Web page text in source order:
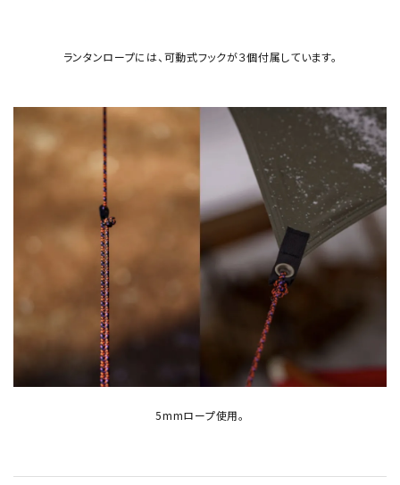
ランタンロープには、可動式フックが３個付属しています。
5mmロープ使用。